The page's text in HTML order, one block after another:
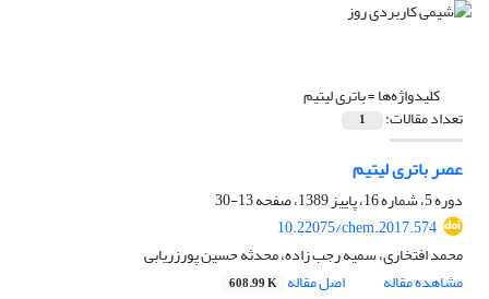
کلیدواژه‌ها =باتری لیتیم
تعداد مقالات: 1
عصر باتری لیتیم
دوره 5، شماره 16، پاییز 1389، صفحه
13-30
10.22075/chem.2017.574
محمد افتخاری، سمیه رجب زاده، محدثه حسین پورزریابی
مشاهده مقاله
اصل مقاله 608.99 K